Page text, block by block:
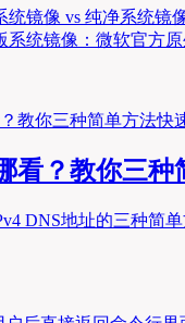
镜像 vs 纯净系统镜
统镜像：微软官方
看？教你三种
DNS地址的三种简